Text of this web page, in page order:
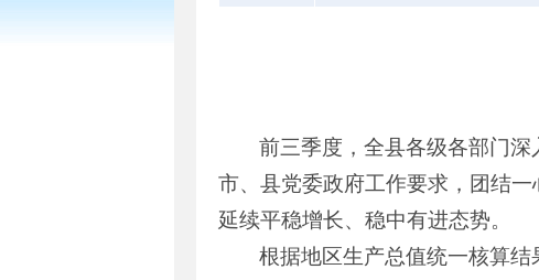
前三季度，全县各级各部门深
市、县党委政府工作要求，团结
延续平稳增长、稳中有进态势。
根据地区生产总值统一核算